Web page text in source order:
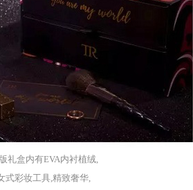
礼盒内有EVA内衬植绒,
式彩妆工具,精致奢华